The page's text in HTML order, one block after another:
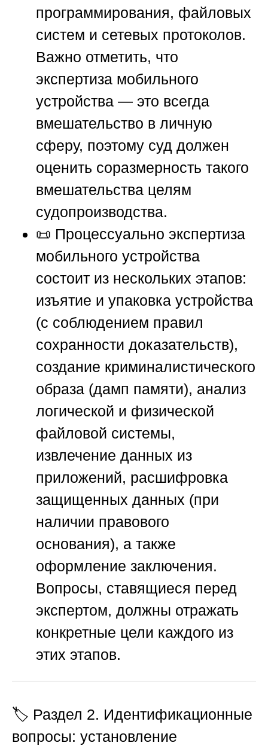
программирования, файловых
систем и сетевых протоколов.
Важно отметить, что
экспертиза мобильного
устройства — это всегда
вмешательство в личную
сферу, поэтому суд должен
оценить соразмерность такого
вмешательства целям
судопроизводства.
📜 Процессуально экспертиза
мобильного устройства
состоит из нескольких этапов:
изъятие и упаковка устройства
(с соблюдением правил
сохранности доказательств),
создание криминалистического
образа (дамп памяти), анализ
логической и физической
файловой системы,
извлечение данных из
приложений, расшифровка
защищенных данных (при
наличии правового
основания), а также
оформление заключения.
Вопросы, ставящиеся перед
экспертом, должны отражать
конкретные цели каждого из
этих этапов.
🏷️ Раздел 2. Идентификационные
вопросы: установление